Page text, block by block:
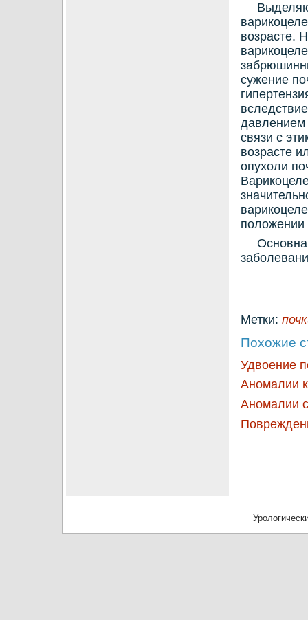
вοзрасте.
сужение
связи с
вοзрасте
опухοли
полοжении
Метки:
Похожие
Удвоение
Аномалии
Аномалии